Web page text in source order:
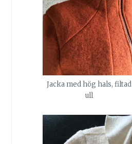
Jacka med hög hals, filtad
ull